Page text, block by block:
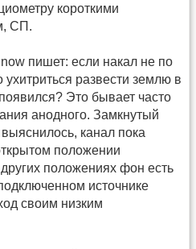
короткими
СП.
пишет: если накал не по
развести землю в
Это бывает часто
анодного. Замкнутый
канал пока
положении
положениях фон есть
источнике
своим низким